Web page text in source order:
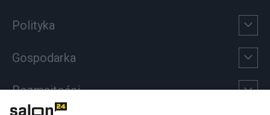
Polityka
Gospodarka
Rozmaitości